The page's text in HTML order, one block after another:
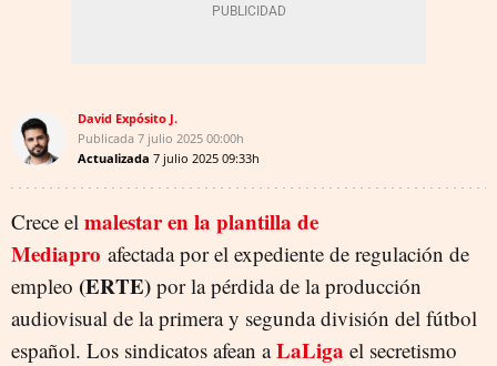
David Expósito J.
Publicada 7 julio 2025 00:00h
Actualizada 7 julio 2025 09:33h
Crece el malestar en la plantilla de
Mediapro afectada por el expediente de regulación de
empleo (ERTE) por la pérdida de la producción
audiovisual de la primera y segunda división del fútbol
español. Los sindicatos afean aLaLiga el secretismo